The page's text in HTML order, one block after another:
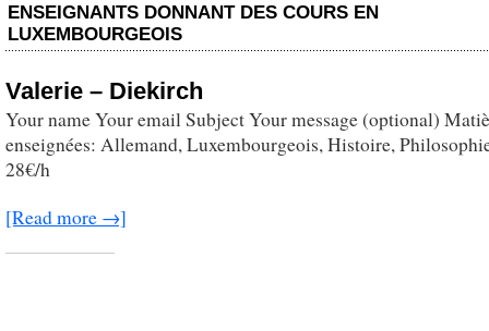
ENSEIGNANTS DONNANT DES COURS EN
LUXEMBOURGEOIS
Valerie – Diekirch
Your name Your email Subject Your message (optional)
enseignées: Allemand, Luxembourgeois, Histoire,
28€/h
[Read more →]